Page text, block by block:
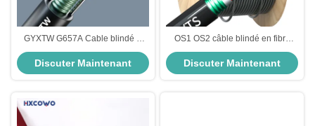
GYXTW G657A Cable blindé à
fibre optique à mode unique pour
les télécommunications
Discuter Maintenant
OS1 OS2 câble blindé en fibre
optique télécommunications câble
blindé en fibre optique extérieur
Discuter Maintenant